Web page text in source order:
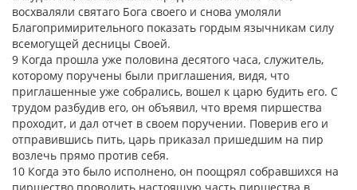
восхваляли святаго Бога своего и снова умоляли
Благопримирительного показать гордым язычникам силу
всемогущей десницы Своей.
9 Когда прошла уже половина десятого часа, служитель,
которому поручены были приглашения, видя, что
приглашенные уже собрались, вошел к царю будить его. С
трудом разбудив его, он объявил, что время пиршества
проходит, и дал отчет в своем поручении. Поверив его и
отправившись пить, царь приказал пришедшим на пир
возлечь прямо против себя.
10 Когда это было исполнено, он поощрял собравшихся на